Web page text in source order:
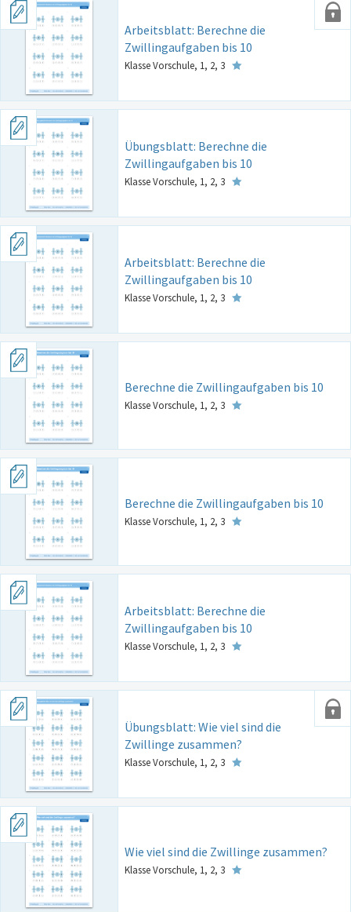
Arbeitsblatt: Berechne die
Zwillingaufgaben bis 10
Klasse Vorschule, 1, 2, 3
Übungsblatt: Berechne die
Zwillingaufgaben bis 10
Klasse Vorschule, 1, 2, 3
Arbeitsblatt: Berechne die
Zwillingaufgaben bis 10
Klasse Vorschule, 1, 2, 3
Berechne die Zwillingaufgaben bis 10
Klasse Vorschule, 1, 2, 3
Berechne die Zwillingaufgaben bis 10
Klasse Vorschule, 1, 2, 3
Arbeitsblatt: Berechne die
Zwillingaufgaben bis 10
Klasse Vorschule, 1, 2, 3
Übungsblatt: Wie viel sind die
Zwillinge zusammen?
Klasse Vorschule, 1, 2, 3
Wie viel sind die Zwillinge zusammen?
Klasse Vorschule, 1, 2, 3